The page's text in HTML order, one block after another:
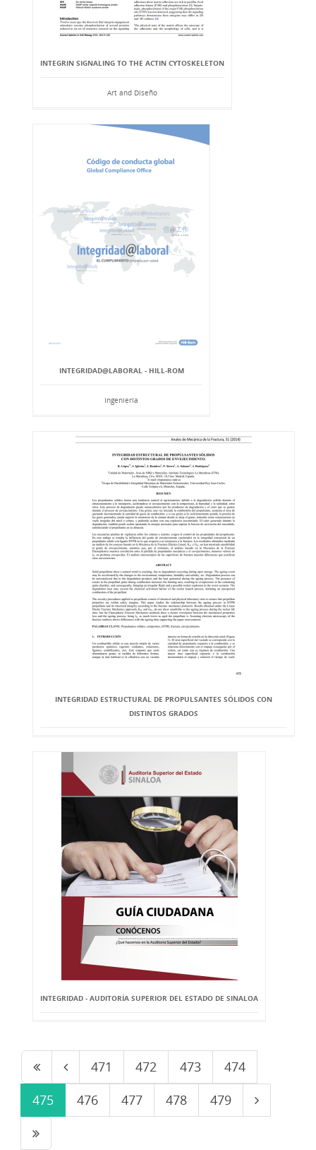
INTEGRIN SIGNALING TO THE ACTIN CYTOSKELETON
Art and Diseño
INTEGRIDAD@LABORAL - HILL-ROM
Ingeniería
INTEGRIDAD ESTRUCTURAL DE PROPULSANTES SÓLIDOS CON
DISTINTOS GRADOS
INTEGRIDAD - AUDITORÍA SUPERIOR DEL ESTADO DE SINALOA
471 472 473
474
475
476 477 478 479